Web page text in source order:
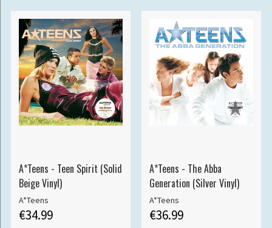
A*Teens - Teen Spirit (Solid
Beige Vinyl)
A*Teens
€34.99
A*Teens - The Abba
Generation (Silver Vinyl)
A*Teens
€36.99